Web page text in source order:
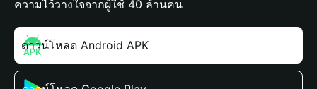
ความไว้วางใจจากผู้ใช้ 40 ล้านคน
ดาวน์โหลด Android APK